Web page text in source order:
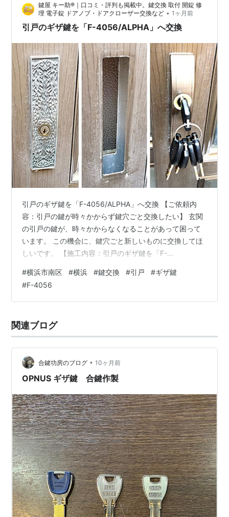
鍵屋 キー助®｜口コミ・評判も掲載中。鍵交換 取付 開錠 修
理 電子錠 ドアノブ・ドアクローザー交換など • 1ヶ月前
引戸のギザ鍵を「F-4056/ALPHA」へ交換
引戸のギザ鍵を「F-4056/ALPHA」へ交換 【ご依頼内
容：引戸の鍵が時々かからず鍵穴ごと交換したい】 玄関
の引戸の鍵が、時々かからなくなることがあって困って
います。 この機会に、鍵穴ごと新しいものに交換してほ
しいです。 【施工内容：引戸のギザ鍵を「F-
認すると経年劣化によりギザタイプの鍵穴の調子が悪
く、また、該当の鍵穴はすでに廃盤となっています。 修
理よりも新しいものへの交換をご提案し、こちらの引戸
向に対応するALPHAのディンプルキー「F-4056」を選定
しました。 そして、取…
#横浜市南区 #横浜 #鍵交換 #引戸 #ギザ鍵
#F-4056
関連ブログ
合鍵功房のブログ • 10ヶ月前
OPNUS ギザ鍵 合鍵作製